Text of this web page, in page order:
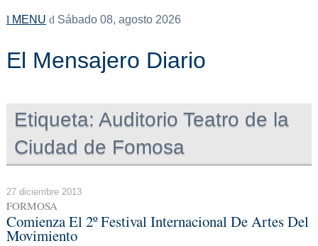
MENU Sábado 08, agosto 2026
El Mensajero Diario
Etiqueta: Auditorio Teatro de la
Ciudad de Fomosa
27 diciembre 2013
FORMOSA
Comienza El 2º Festival Internacional De Artes Del
Movimiento